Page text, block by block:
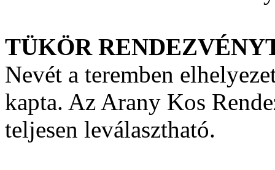
TÜKÖR
Nevét a teremben
kapta. Az Arany Kos
teljesen leválasztható.